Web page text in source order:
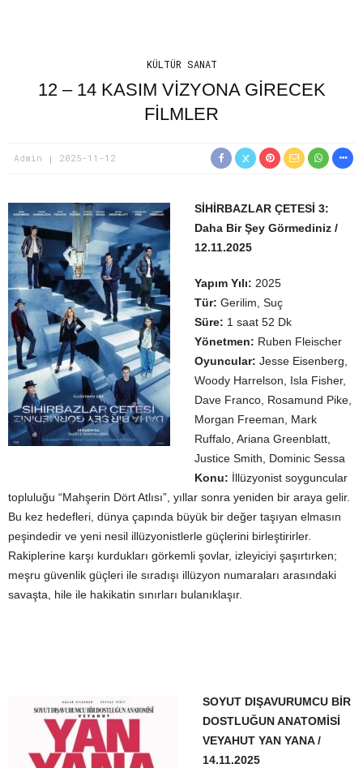
KÜLTÜR SANAT
12 – 14 KASIM VİZYONA GİRECEK
FİLMLER
Admin 2025-11-12
SİHİRBAZLAR ÇETESİ 3:
Daha Bir Şey Görmediniz /
12.11.2025
Yapım Yılı: 2025
Tür: Gerilim, Suç
Süre: 1 saat 52 Dk
Yönetmen: Ruben Fleischer
Oyuncular: Jesse Eisenberg,
Woody Harrelson, Isla Fisher,
Dave Franco, Rosamund Pike,
Morgan Freeman, Mark
Ruffalo, Ariana Greenblatt,
Justice Smith, Dominic Sessa
Konu: İllüzyonist soyguncular
topluluğu “Mahşerin Dört Atlısı”, yıllar sonra yeniden bir araya gelir.
Bu kez hedefleri, dünya çapında büyük bir değer taşıyan elmasın
peşindedir ve yeni nesil illüzyonistlerle güçlerini birleştirirler.
Rakiplerine karşı kurdukları görkemli şovlar, izleyiciyi şaşırtırken;
meşru güvenlik güçleri ile sıradışı illüzyon numaraları arasındaki
savaşta, hile ile hakikatin sınırları bulanıklaşır.
SOYUT DIŞAVURUMCU BİR
DOSTLUĞUN ANATOMİSİ
VEYAHUT YAN YANA /
14.11.2025